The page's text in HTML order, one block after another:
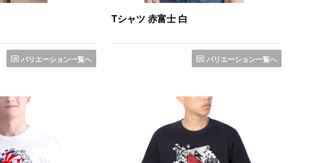
バリエーション一覧へ
Tシャツ 赤富士 白
バリエーション一覧へ